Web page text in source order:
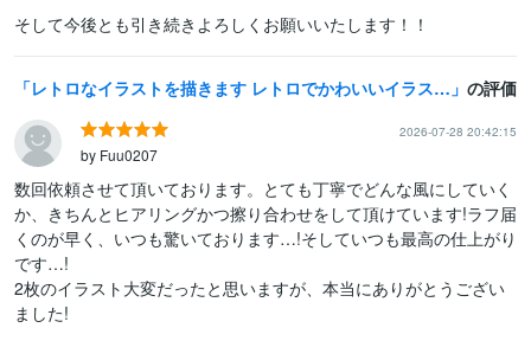
そして今後とも引き続きよろしくお願いいたします！！
レトロなイラストを描きます レトロでかわいいイラストです！ の評価
2026-07-28 20:42:15
by Fuu0207
数回依頼させて頂いております。とても丁寧でどんな風にしていく
か、きちんとヒアリングかつ擦り合わせをして頂けています!ラフ届
くのが早く、いつも驚いております…!そしていつも最高の仕上がり
です…!
2枚のイラスト大変だったと思いますが、本当にありがとうござい
ました!